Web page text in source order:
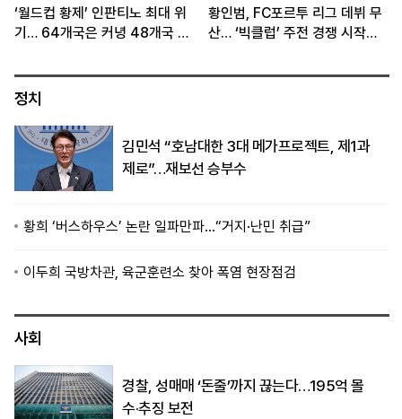
‘월드컵 황제’ 인판티노 최대 위
기… 64개국은 커녕 48개국 체
황인범, FC포르투 리그 데뷔 무
산… ‘빅클럽’ 주전 경쟁 시작됐
정치
김민석 “호남대한 3대 메가프로젝트, 제1과
제로”…재보선 승부수
황희 ‘버스하우스’ 논란 일파만파…“거지·난민 취급”
이두희 국방차관, 육군훈련소 찾아 폭염 현장점검
사회
경찰, 성매매 ‘돈줄’까지 끊는다…195억 몰
수·추징 보전